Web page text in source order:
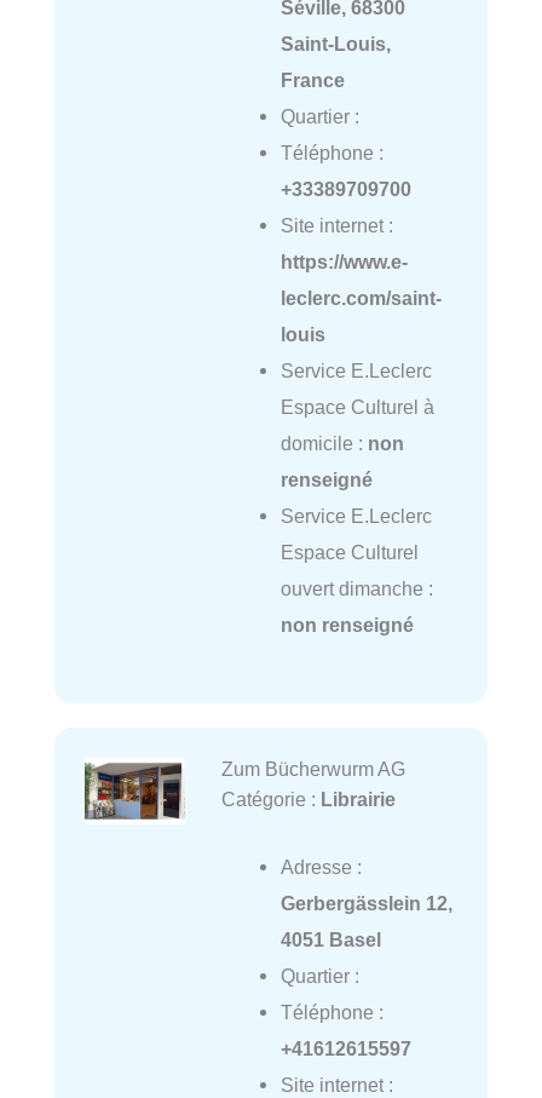
Séville, 68300
Saint-Louis,
France
Quartier :
Téléphone :
+33389709700
Site internet :
https://www.e-
leclerc.com/saint-
louis
Service E.Leclerc
Espace Culturel à
domicile : non
renseigné
Service E.Leclerc
Espace Culturel
ouvert dimanche :
non renseigné
Zum Bücherwurm AG
Catégorie : Librairie
Adresse :
Gerbergässlein 12,
4051 Basel
Quartier :
Téléphone :
+41612615597
Site internet :